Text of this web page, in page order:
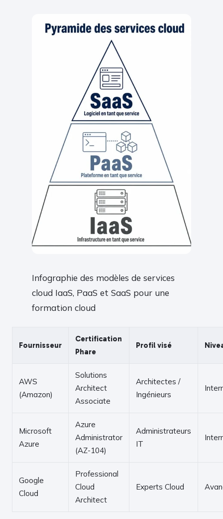
Infographie des modèles de services
cloud IaaS, PaaS et SaaS pour une
formation cloud
Fournisseur
Certification
Phare
Profil visé
AWS
(Amazon)
Solutions
Architect
Associate
Architectes /
Ingénieurs
Microsoft
Azure
Azure
Administrator
(AZ-104)
Administrateurs
IT
Google
Cloud
Professional
Cloud
Architect
Experts Cloud